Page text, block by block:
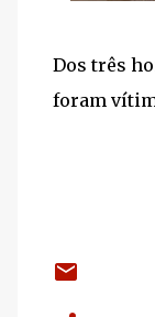
Dos três
foram